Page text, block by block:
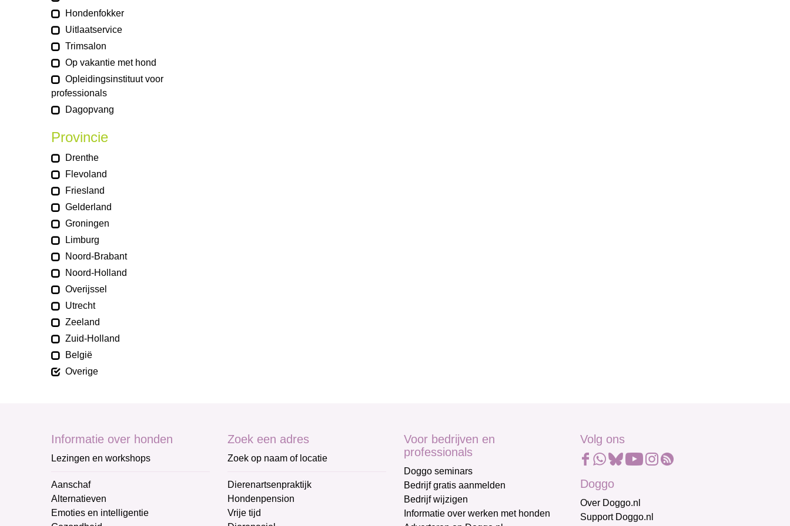
Hondenfokker
Uitlaatservice
Trimsalon
Op vakantie met hond
Opleidingsinstituut voor
professionals
Dagopvang
Provincie
Drenthe
Flevoland
Friesland
Gelderland
Groningen
Limburg
Noord-Brabant
Noord-Holland
Overijssel
Utrecht
Zeeland
Zuid-Holland
België
Overige
Informatie over honden
Lezingen en workshops
Aanschaf
Alternatieven
Emoties en intelligentie
Zoek een adres
Zoek op naam of locatie
Dierenartsenpraktijk
Hondenpension
Vrije tijd
Voor bedrijven en
professionals
Doggo seminars
Bedrijf gratis aanmelden
Bedrijf wijzigen
Informatie over werken met honden
Volg ons
Doggo
Over Doggo.nl
Support Doggo.nl